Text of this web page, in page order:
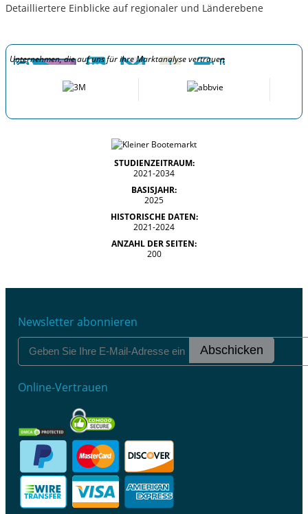
Detailliertere Einblicke auf regionaler und Länderebene
Unternehmen, die auf uns für ihre Marktanalyse vertrauen
STUDIENZEITRAUM:
2021-2034
BASISJAHR:
2025
HISTORISCHE DATEN:
2021-2024
ANZAHL DER SEITEN:
200
Newsletter abonnieren
Abschicken
Online-Vertrauen